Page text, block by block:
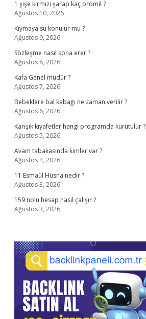
1 şişe kırmızı şarap kaç promil ?
Ağustos 10, 2026
Kıymaya su konulur mu ?
Ağustos 9, 2026
Sözleşme nasıl sona erer ?
Ağustos 8, 2026
Kafa Genel müdür ?
Ağustos 7, 2026
Bebeklere bal kabağı ne zaman verilir ?
Ağustos 6, 2026
Karışık kıyafetler hangi programda kurutulur ?
Ağustos 5, 2026
Avam tabakasında kimler var ?
Ağustos 4, 2026
11 Esmaül Hüsna nedir ?
Ağustos 3, 2026
159 nolu hesap nasıl çalışır ?
Ağustos 3, 2026